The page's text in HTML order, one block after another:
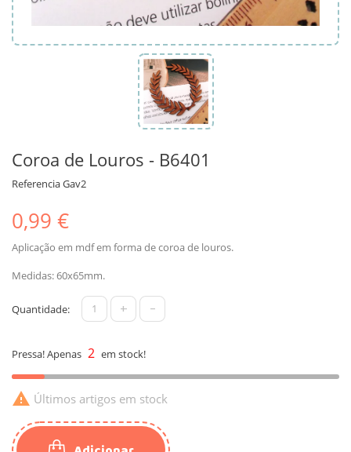
Coroa de Louros - B6401
ReferenciaGav2
0,99 €
Aplicação em mdf em forma de coroa de louros.
Medidas: 60x65mm.
Quantidade: + -
Pressa! Apenas 2 em stock!
 Últimos artigos em stock